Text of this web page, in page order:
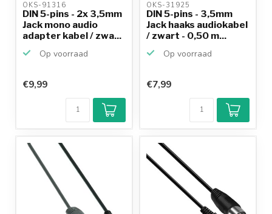
OKS-91316
DIN 5-pins - 2x 3,5mm
Jack mono audio
adapter kabel / zwa...
Op voorraad
€9,99
OKS-31925
DIN 5-pins - 3,5mm
Jack haaks audiokabel
/ zwart - 0,50 m...
Op voorraad
€7,99